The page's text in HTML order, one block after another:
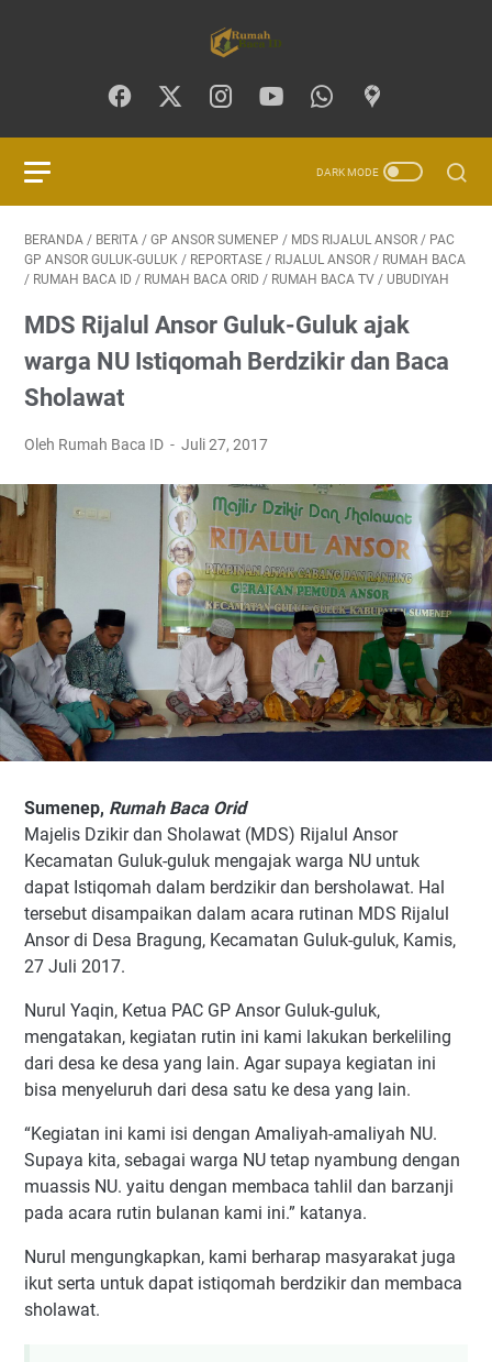
BERANDA / BERITA / GP ANSOR SUMENEP / MDS RIJALUL ANSOR / PAC
GP ANSOR GULUK-GULUK / REPORTASE / RIJALUL ANSOR / RUMAH BACA
/ RUMAH BACA ID / RUMAH BACA ORID / RUMAH BACA TV / UBUDIYAH
MDS Rijalul Ansor Guluk-Guluk ajak
warga NU Istiqomah Berdzikir dan Baca
Sholawat
Oleh Rumah Baca ID Juli 27, 2017
Sumenep, Rumah Baca Orid
Majelis Dzikir dan Sholawat (MDS) Rijalul Ansor
Kecamatan Guluk-guluk mengajak warga NU untuk
dapat Istiqomah dalam berdzikir dan bersholawat. Hal
tersebut disampaikan dalam acara rutinan MDS Rijalul
Ansor di Desa Bragung, Kecamatan Guluk-guluk, Kamis,
27 Juli 2017.
Nurul Yaqin, Ketua PAC GP Ansor Guluk-guluk,
mengatakan, kegiatan rutin ini kami lakukan berkeliling
dari desa ke desa yang lain. Agar supaya kegiatan ini
bisa menyeluruh dari desa satu ke desa yang lain.
“Kegiatan ini kami isi dengan Amaliyah-amaliyah NU.
Supaya kita, sebagai warga NU tetap nyambung dengan
muassis NU. yaitu dengan membaca tahlil dan barzanji
pada acara rutin bulanan kami ini.” katanya.
Nurul mengungkapkan, kami berharap masyarakat juga
ikut serta untuk dapat istiqomah berdzikir dan membaca
sholawat.